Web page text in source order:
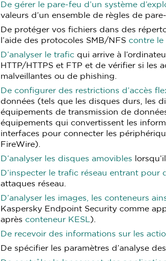
De gérer le pare-feu d’un système
valeurs d’un ensemble de règles de
De protéger vos fichiers dans des
l’aide des protocoles SMB/NFS contre le
D’analyser le trafic qui arrive à
HTTP/HTTPS et FTP et de vérifier si les
malveillantes ou de phishing.
De configurer des restrictions d’accès
données (tels que les disques durs, les
équipements de transmission de
équipements qui convertissent les
interfaces pour connecter les
FireWire).
D’analyser les disques amovibles
D’inspecter le trafic réseau entrant pour
attaques réseau.
D’analyser les images, les conteneurs
Kaspersky Endpoint Security comme
après conteneur KESL ).
De recevoir des informations sur les
De spécifier les paramètres d’analyse